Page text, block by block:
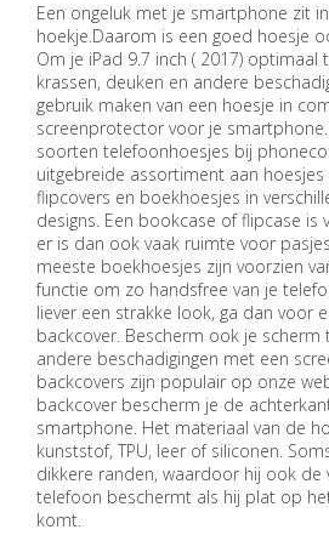
Een ongeluk met je smartphone zit
hoekje.Daarom is een goed hoesje
Om je iPad 9.7 inch ( 2017) optimaal
krassen, deuken en andere
gebruik maken van een hoesje in
screenprotector voor je smartphone.
soorten telefoonhoesjes bij
uitgebreide assortiment aan hoesjes
flipcovers en boekhoesjes in
designs. Een bookcase of flipcase is
er is dan ook vaak ruimte voor
meeste boekhoesjes zijn voorzien
functie om zo handsfree van je
liever een strakke look, ga dan voor
backcover. Bescherm ook je scherm
andere beschadigingen met een
backcovers zijn populair op onze
backcover bescherm je de
smartphone. Het materiaal van de
kunststof, TPU, leer of siliconen.
dikkere randen, waardoor hij ook de
telefoon beschermt als hij plat op
komt.